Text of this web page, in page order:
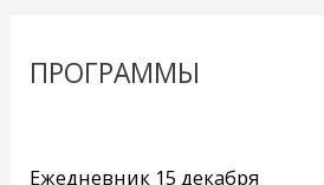
ПРОГРАММЫ
Ежедневник 15 декабря